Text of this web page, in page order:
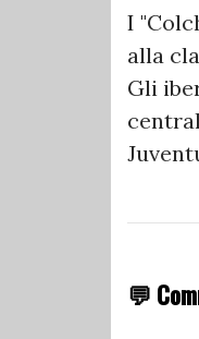
I
alla
Gli
💬